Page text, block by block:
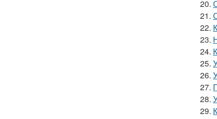
20.
21.
22.
23.
24.
25.
26.
27.
28.
29.